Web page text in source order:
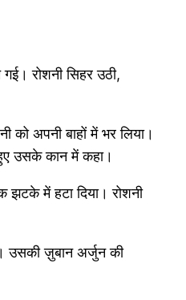
रोशनी सिहर उठी,
अपनी बाहों में भर लिया।
उसके कान में कहा।
में हटा दिया। रोशनी
उसकी ज़ुबान अर्जुन की